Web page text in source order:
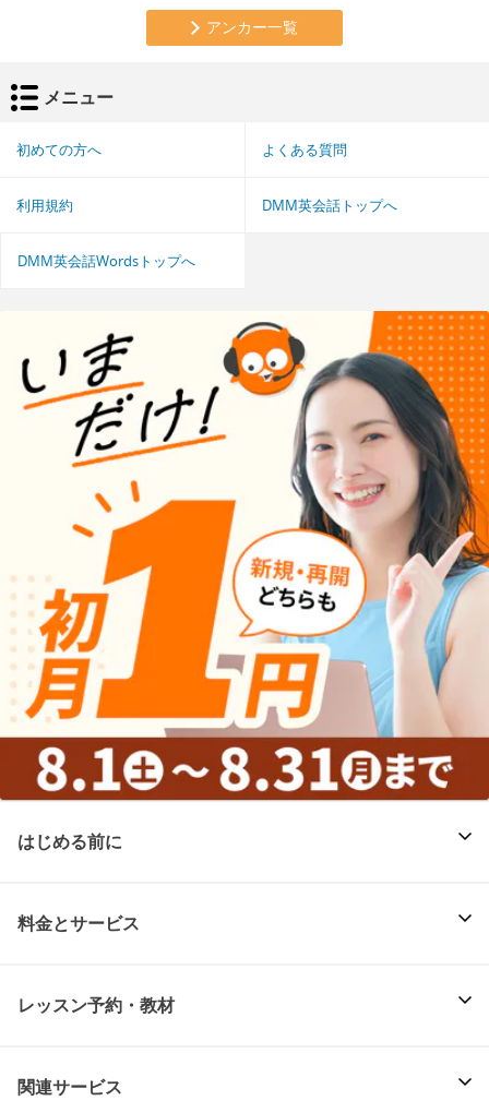
アンカー一覧
メニュー
初めての方へ よくある質問
利用規約 DMM英会話トップへ
DMM英会話Wordsトップへ
はじめる前に
料金とサービス
レッスン予約・教材
関連サービス